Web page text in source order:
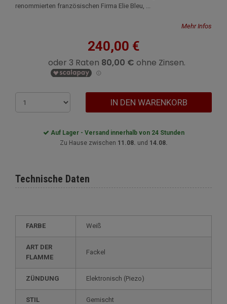
renommierten französischen Firma Elie Bleu, ...
Mehr Infos
240,00 €
IN DEN WARENKORB
Auf Lager - Versand innerhalb von 24 Stunden
Zu Hause zwischen 11.08. und 14.08.
Technische Daten
FARBE Weiß
ART DER
FLAMME
Fackel
ZÜNDUNG elektronisch (Piezo)
STIL gemischt